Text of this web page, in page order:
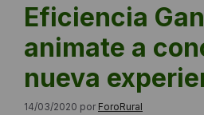
Eficiencia
animate a
nueva
14/03/2020 por ForoRural